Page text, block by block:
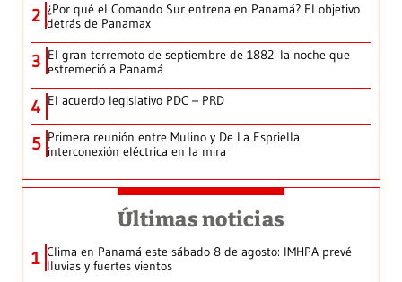
2 ¿Por qué el Comando Sur entrena en Panamá? El objetivo
detrás de Panamax
3 El gran terremoto de septiembre de 1882: la noche que
estremeció a Panamá
4 El acuerdo legislativo PDC – PRD
5 Primera reunión entre Mulino y De La Espriella:
interconexión eléctrica en la mira
Últimas noticias
1 Clima en Panamá este sábado 8 de agosto: IMHPA prevé
lluvias y fuertes vientos